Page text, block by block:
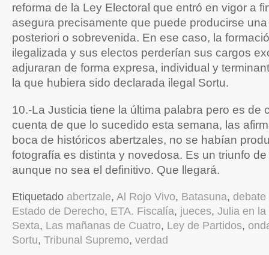
reforma de la Ley Electoral que entró en vigor a
asegura precisamente que puede producirse
posteriori o sobrevenida. En ese caso, la
ilegalizada y sus electos perderían sus cargos
adjuraran de forma expresa, individual y
la que hubiera sido declarada ilegal Sortu.
10.-La Justicia tiene la última palabra pero es de
cuenta de que lo sucedido esta semana, las
boca de históricos abertzales, no se habían
fotografía es distinta y novedosa. Es un triunfo
aunque no sea el definitivo. Que llegará.
Etiquetado abertzale, Al Rojo Vivo, Batasuna, debate
Estado de Derecho, ETA. Fiscalía, jueces, Julia en la
Sexta, Las mañanas de Cuatro, Ley de Partidos,
Sortu, Tribunal Supremo, verdad